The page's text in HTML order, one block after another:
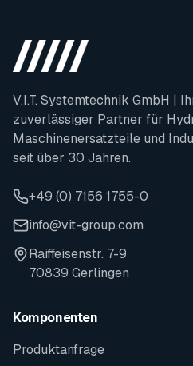
V.I.T. Systemtechnik GmbH |
zuverlässiger Partner für
Maschinenersatzteile und
seit über 30 Jahren.
+49 (0) 7156 1755-0
info@vit-group.com
Raiffeisenstr. 7-9
70839 Gerlingen
Komponenten
Produktanfrage